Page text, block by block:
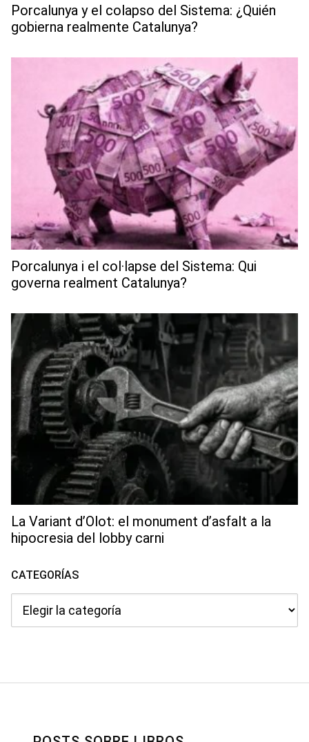
Porcalunya y el colapso del Sistema: ¿Quién
gobierna realmente Catalunya?
Porcalunya i el col·lapse del Sistema: Qui
governa realment Catalunya?
La Variant d’Olot: el monument d’asfalt a la
hipocresia del lobby carni
CATEGORÍAS